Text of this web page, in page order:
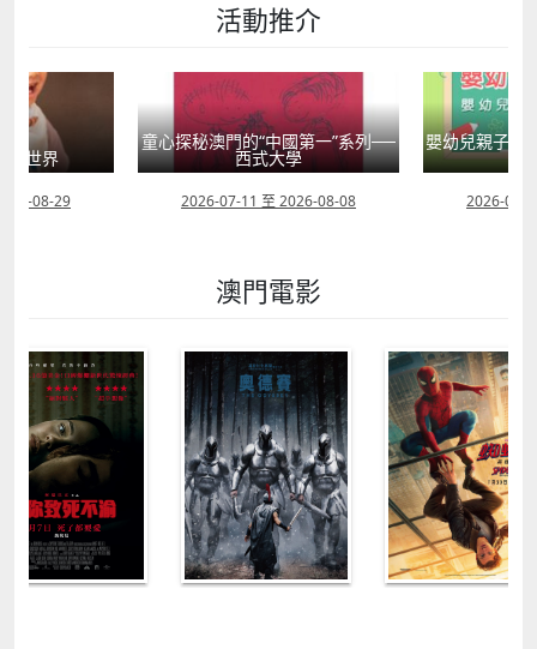
活動推介
大世界
08-29
童心探秘澳門的“中國第一”系列──
西式大學
2026-07-11 至 2026-08-08
嬰幼兒親子閱
2026-07-
澳門電影